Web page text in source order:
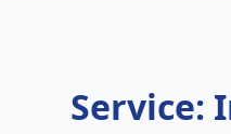
Service: